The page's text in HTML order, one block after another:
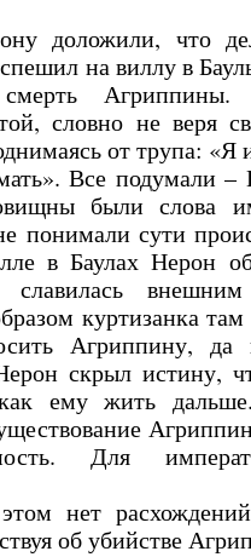
доложили, что
на виллу в
смерть
словно не веря
от трупа: «Я
Все подумали
были слова
понимали сути
в Баулах Нерон
славилась
куртизанка там
Агриппину, да
скрыл истину,
ему жить
Для
нет
об убийстве